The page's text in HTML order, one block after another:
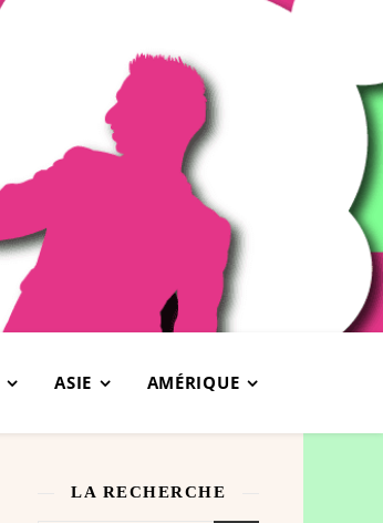
ASIE AMÉRIQUE
LA RECHERCHE